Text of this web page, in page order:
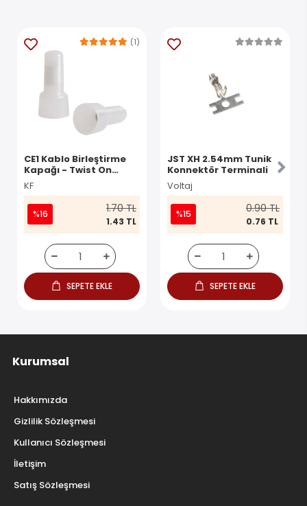
CE1 Kablo Birleştirme
Kapağı - Twist On
Konnektör
KF
(1)
%16 1.70 TL
1.43 TL
SEPETE EKLE
JST XH 2.54mm Tunik
Konnektör Terminali
Voltaj
%15 0.90 TL
0.76 TL
SEPETE EKLE
Kurumsal
Hakkımızda
Gizlilik Sözleşmesi
Kullanıcı Sözleşmesi
İletişim
Satış Sözleşmesi